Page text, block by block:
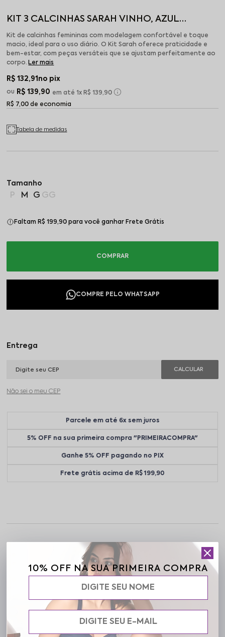
KIT 3 CALCINHAS SARAH VINHO, AZUL
MARINHO, MOCHA MOUSSE
Kit de calcinhas femininas com modelagem confortável e toque
macio, ideal para o uso diário. O Kit Sarah oferece praticidade e
bem-estar, com peças versáteis que se ajustam perfeitamente ao
corpo. Ler mais
R$ 132,91 no pix
R$ 139,90
1x R$ 139,90
R$ 7,00 de economia
Tabela de medidas
P M G GG
Faltam R$ 199,90 para você ganhar Frete Grátis
Não sei o meu CEP
Parcele em até 6x sem juros
5% OFF na sua primeira compra "PRIMEIRACOMPRA"
Ganhe 5% OFF pagando no PIX
Frete grátis acima de R$ 199,90
Código identificador (SKU):01 02 118058-DV
macio, ideal para o uso diário. O Kit Sarah oferece praticidade e
bem-estar, com peças versáteis que se ajustam perfeitamente ao
10% OFF NA SUA PRIMEIRA COMPRA